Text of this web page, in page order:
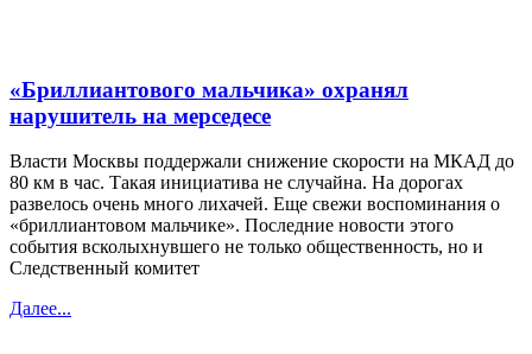
«Бриллиантового мальчика» охранял
нарушитель на мерседесе
Власти Москвы поддержали снижение скорости на МКАД до
80 км в час. Такая инициатива не случайна. На дорогах
развелось очень много лихачей. Еще свежи воспоминания о
«бриллиантовом мальчике». Последние новости этого
события всколыхнувшего не только общественность, но и
Следственный комитет
Далее...